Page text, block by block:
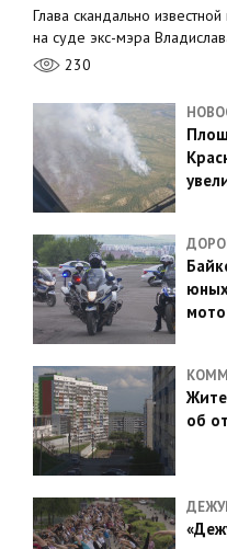
Глава скандально
на суде экс-мэра
230
об